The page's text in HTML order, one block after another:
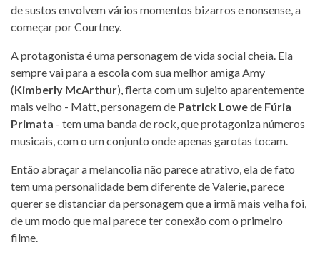
de sustos envolvem vários momentos bizarros e nonsense, a
começar por Courtney.
A protagonista é uma personagem de vida social cheia. Ela
sempre vai para a escola com sua melhor amiga Amy
(Kimberly McArthur), flerta com um sujeito aparentemente
mais velho - Matt, personagem de Patrick Lowede Fúria
Primata - tem uma banda de rock, que protagoniza números
musicais, com o um conjunto onde apenas garotas tocam.
Então abraçar a melancolia não parece atrativo, ela de fato
tem uma personalidade bem diferente de Valerie, parece
querer se distanciar da personagem que a irmã mais velha foi,
de um modo que mal parece ter conexão com o primeiro
filme.